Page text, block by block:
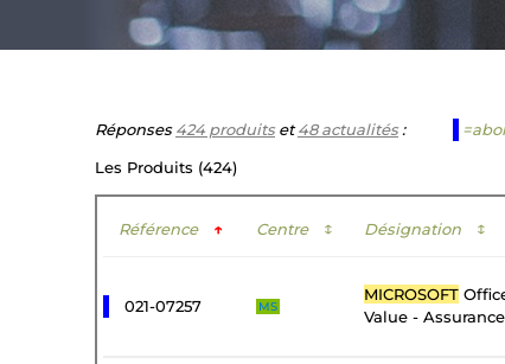
Réponses424 produitset48 actualités:
Les Produits (424)
Référence ↑ Centre ↕ Désignation ↕
021-07257 MS
MICROSOFT
Value -